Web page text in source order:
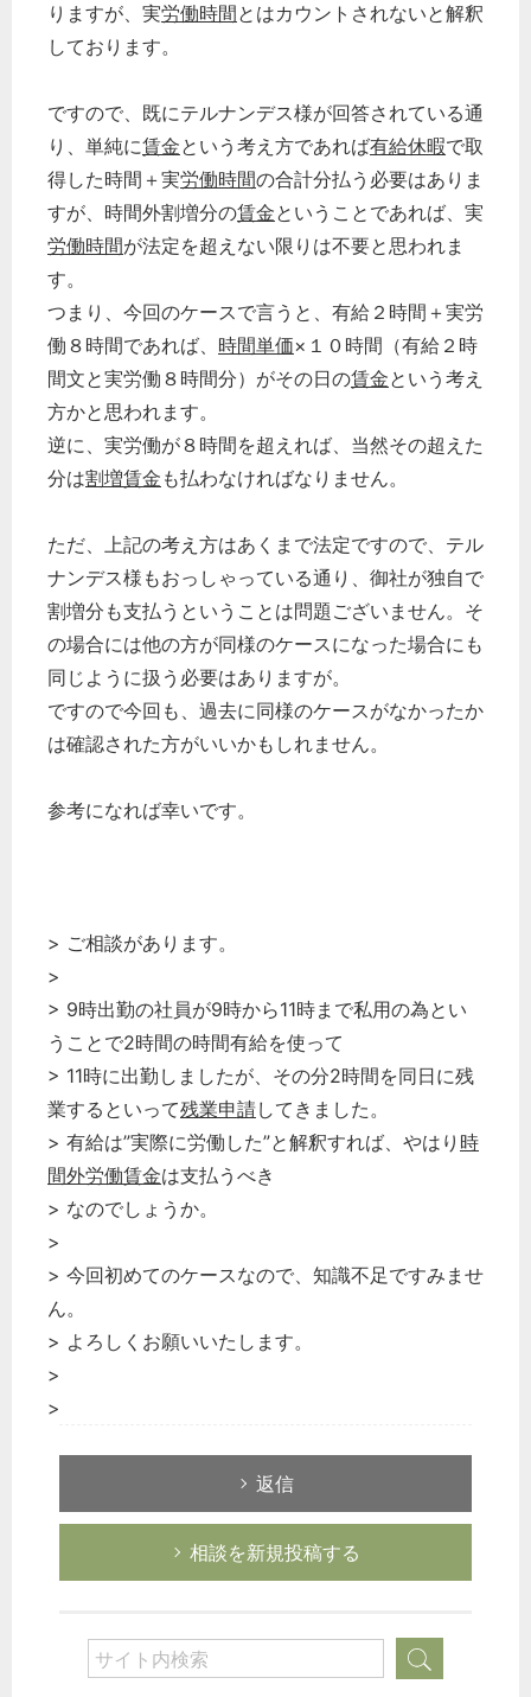
りますが、実労働時間とはカウントされないと解釈
しております。
ですので、既にテルナンデス様が回答されている通
り、単純に賃金という考え方であれば有給休暇で取
得した時間＋実労働時間の合計分払う必要はありま
すが、時間外割増分の賃金ということであれば、実
労働時間が法定を超えない限りは不要と思われま
す。
つまり、今回のケースで言うと、有給２時間＋実労
働８時間であれば、 時間単価×１０時間（有給２時
間文と実労働８時間分）がその日の賃金という考え
方かと思われます。
逆に、実労働が８時間を超えれば、当然その超えた
分は割増賃金 も払わなければなりません。
ただ、上記の考え方はあくまで法定ですので、テル
ナンデス様もおっしゃっている通り、御社が独自で
割増分も支払うということは問題ございません。そ
の場合には他の方が同様のケースになった場合にも
同じように扱う必要はありますが。
ですので今回も、過去に同様のケースがなかったか
は確認された方がいいかもしれません。
参考になれば幸いです。
> ご相談があります。
>
> 9時出勤の社員が9時から11時まで私用の為とい
うことで2時間の時間有給を使って
> 11時に出勤しましたが、その分2時間を同日に残
業するといって残業申請してきました。
> 有給は”実際に労働した”と解釈すれば、やはり 時
間外労働賃金は支払うべき
> なのでしょうか。
>
> 今回初めてのケースなので、知識不足ですみませ
ん。
> よろしくお願いいたします。
>
>
返信
相談を新規投稿する